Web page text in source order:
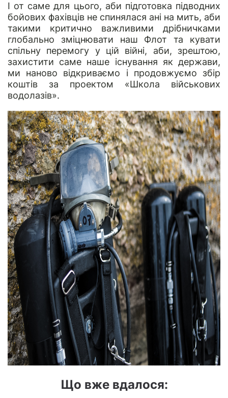
І от саме для цього, аби підготовка підводних
бойових фахівців не спинялася ані на мить, аби
такими критично важливими дрібничками
глобально зміцнювати наш Флот та кувати
спільну перемогу у цій війні, аби, зрештою,
захистити саме наше існування як держави,
ми наново відкриваємо і продовжуємо збір
коштів за проектом «Школа військових
водолазів».
Що вже вдалося: